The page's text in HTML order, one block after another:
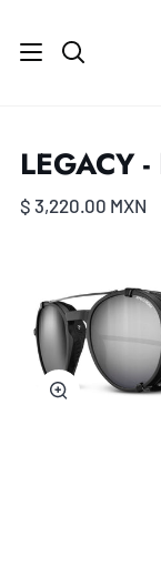
directamente
Buscar
LEGACY
$ 3,220.00 MXN